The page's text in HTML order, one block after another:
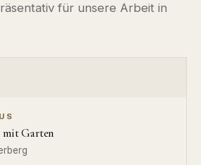
für unsere Arbeit in
mit Garten